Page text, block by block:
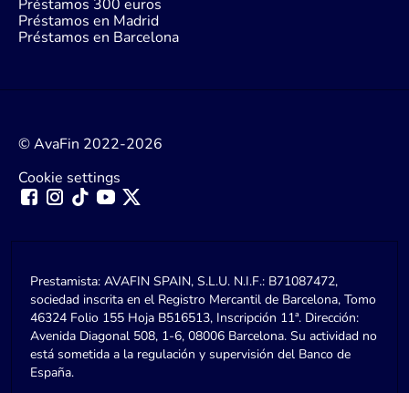
Préstamos 300 euros
Préstamos en Madrid
Préstamos en Barcelona
© AvaFin 2022-2026
Cookie settings
Prestamista: AVAFIN SPAIN, S.L.U. N.I.F.: B71087472,
sociedad inscrita en el Registro Mercantil de Barcelona, Tomo
46324 Folio 155 Hoja B516513, Inscripción 11ª. Dirección:
Avenida Diagonal 508, 1-6, 08006 Barcelona. Su actividad no
está sometida a la regulación y supervisión del Banco de
España.